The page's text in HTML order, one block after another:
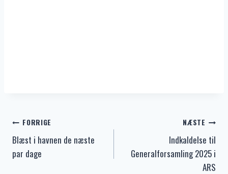
Indlægsnavigation
FORRIGE
Blæst i havnen de næste
par dage
NÆSTE
Indkaldelse til
Generalforsamling 2025 i
ARS